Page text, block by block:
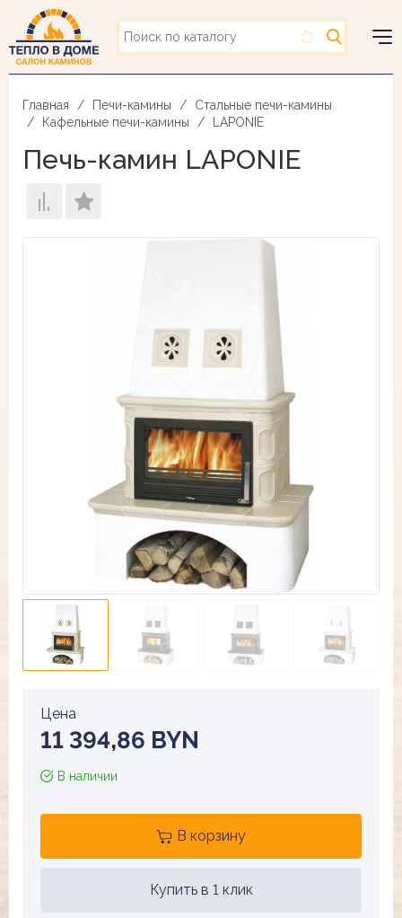
Перейти
основному
содержанию
Главная Печи-камины
Стальные печи-камины
Кафельные печи-камины
LAPONIE
Печь-камин LAPONIE
Цена
11 394,86 BYN
В наличии
В корзину
Купить в 1 клик